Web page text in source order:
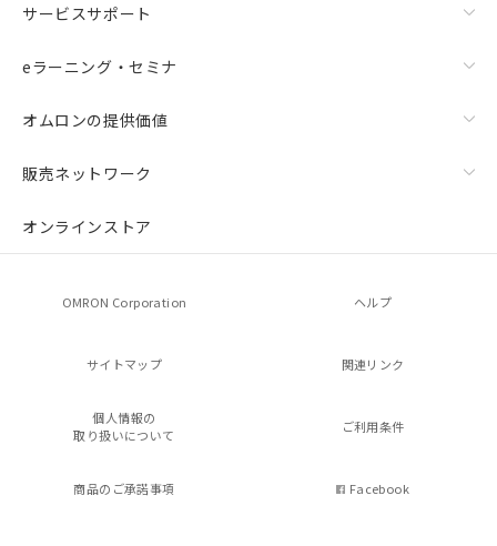
サービスサポート
eラーニング・セミナ
オムロンの提供価値
販売ネットワーク
オンラインストア
OMRON Corporation ヘルプ
サイトマップ 関連リンク
個人情報の
取り扱いについて
ご利用条件
商品のご承諾事項 Facebook